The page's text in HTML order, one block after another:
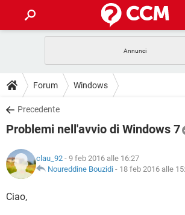
INTRATTENIMENTO
iOS
INSTAGRAM WHATSAPP
TIKTOK
HARDWARE
GUIDE
COVID-19
INSTAGRAM
TIKTOK
HARDWARE
DOWNLOAD
COVID-19 GAMING
INTRATTENIMENTO
iOS WINDOWS
INSTAGRAM
COVID-19
INTRATTENIMENTO
iOS
GLOSSARIO
COVID-19
Forum Windows
Precedente
Problemi nell'avvio di Windows 7
clau_92 - 9 feb 2016 alle 16:27
Noureddine Bouzidi - 18 feb 2016 alle
Ciao,